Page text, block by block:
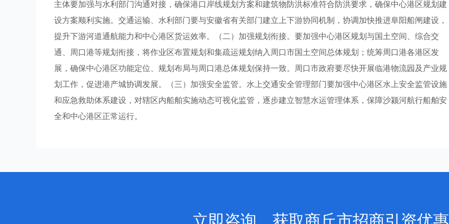
主体要加强与水利部门沟通对接，确保港口岸线规划方案和建筑物防洪标准符合防洪要求，确保中心港区规划建
设方案顺利实施。交通运输、水利部门要与安徽省有关部门建立上下游协同机制，协调加快推进阜阳船闸建设，
提升下游河道通航能力和中心港区货运效率。（二）加强规划衔接。要加强中心港区规划与国土空间、综合交
通、周口港等规划衔接，将作业区布置规划和集疏运规划纳入周口市国土空间总体规划；统筹周口港各港区发
展，确保中心港区功能定位、规划布局与周口港总体规划保持一致。周口市政府要尽快开展临港物流园及产业规
划工作，促进港产城协调发展。（三）加强安全监管。水上交通安全管理部门要加强中心港区水上安全监管设施
和应急救助体系建设，对辖区内船舶实施动态可视化监管，逐步建立智慧水运管理体系，保障沙颍河航行船舶安
全和中心港区正常运行。